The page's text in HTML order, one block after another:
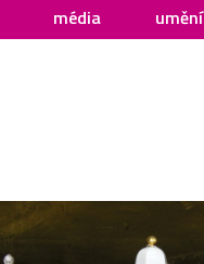
média umění